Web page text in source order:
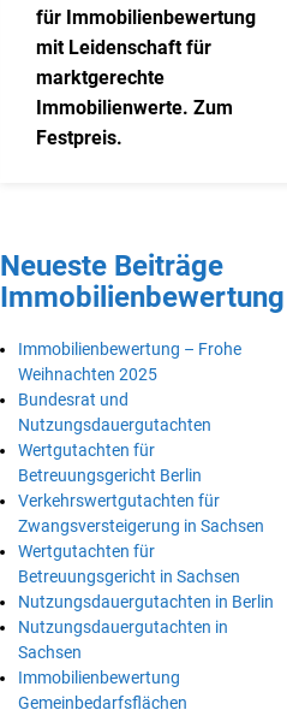
für Immobilienbewertung
mit Leidenschaft für
marktgerechte
Immobilienwerte. Zum
Festpreis.
Neueste Beiträge
Immobilienbewertung
Immobilienbewertung – Frohe
Weihnachten 2025
Bundesrat und
Nutzungsdauergutachten
Wertgutachten für
Betreuungsgericht Berlin
Verkehrswertgutachten für
Zwangsversteigerung in Sachsen
Wertgutachten für
Betreuungsgericht in Sachsen
Nutzungsdauergutachten in Berlin
Nutzungsdauergutachten in
Sachsen
Immobilienbewertung
Gemeinbedarfsflächen